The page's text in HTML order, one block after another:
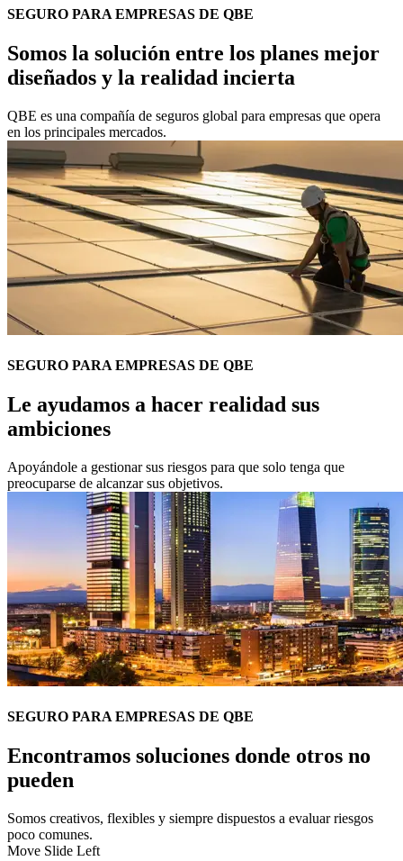
SEGURO PARA EMPRESAS DE QBE
Somos la solución entre los planes mejor
diseñados y la realidad incierta
QBE es una compañía de seguros global para empresas que opera
en los principales mercados.
SEGURO PARA EMPRESAS DE QBE
Le ayudamos a hacer realidad sus
ambiciones
Apoyándole a gestionar sus riesgos para que solo tenga que
preocuparse de alcanzar sus objetivos.
SEGURO PARA EMPRESAS DE QBE
Encontramos soluciones donde otros no
pueden
Somos creativos, flexibles y siempre dispuestos a evaluar riesgos
poco comunes.
Move Slide Left